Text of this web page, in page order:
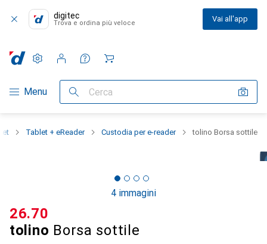
digitec
Trova e ordina più veloce Vai all'app
Categoria Navigazione
Menu Cerca
Impostazioni
Conto cliente
Liste di confronto
Liste dei desideri
Carrello
Tablet + eReader Custodia per e-reader tolino Borsa sottile
4 immagini
tolino Borsa sottile
CHF
26.70